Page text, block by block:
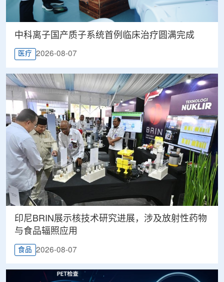
中科离子国产质子系统首例临床治疗圆满完成
医疗 2026-08-07
印尼BRIN展示核技术研究进展，涉及放射性药物
与食品辐照应用
食品 2026-08-07